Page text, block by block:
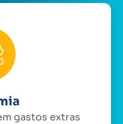
gastos extras